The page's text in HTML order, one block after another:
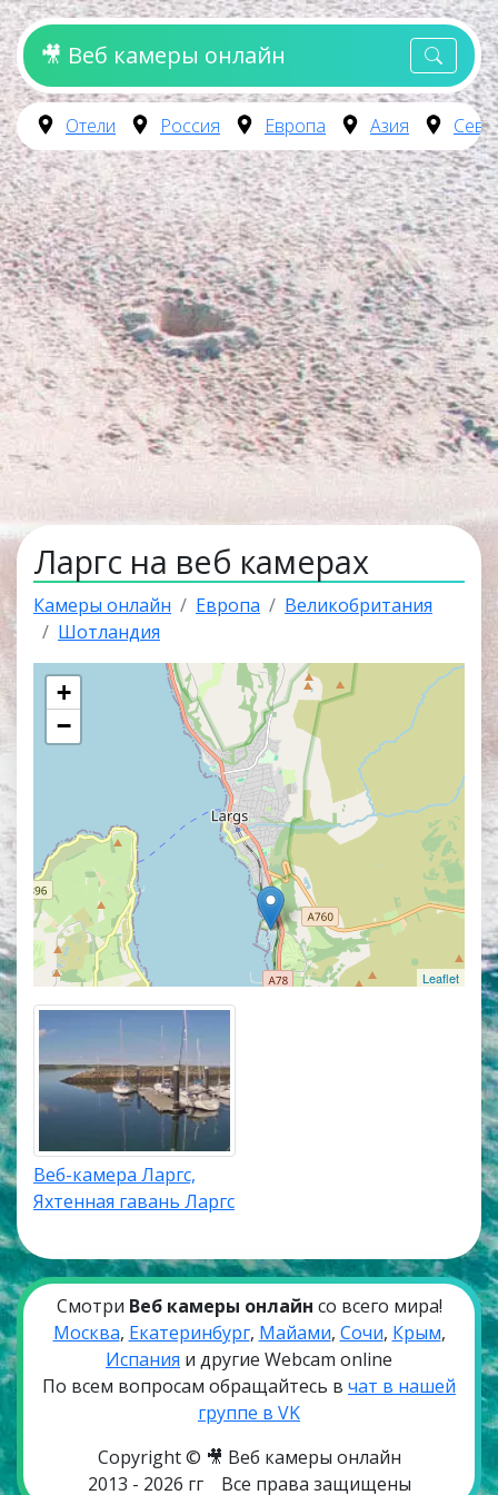
🎥 Веб камеры онлайн
Отели Россия Европа Азия
Ларгс на веб камерах
Камеры онлайн Европа
Великобритания
Шотландия
+
−
Leaflet
Веб-камера Ларгс,
Яхтенная гавань Ларгс
Смотри Веб камеры онлайн со всего мира!
Москва, Екатеринбург, Майами, Сочи, Крым,
Испания и другие Webcam online
По всем вопросам обращайтесь в чат в нашей
группе в VK
Copyright © 🎥 Веб камеры онлайн
2013 - 2026 гг
Все права защищены